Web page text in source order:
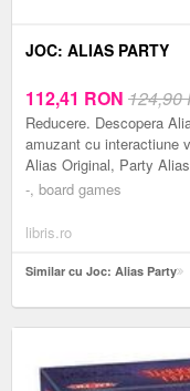
JOC: ALIAS PARTY
112,41 RON 124,90
Reducere. Descopera
amuzant cu interactiune
Alias Original, Party
-, board games
libris.ro
Similar cu Joc: Alias Party